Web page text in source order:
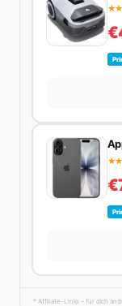
★★
★★
* Affiliate-Links – für dich